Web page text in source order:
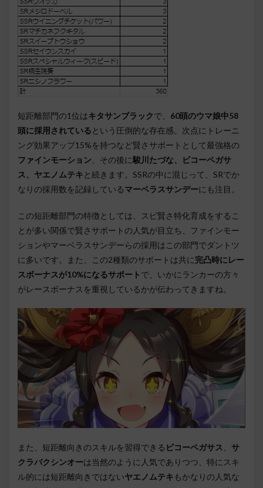
短距離部門の1位はキタサンブラックで、 60頭のウマ娘中58
頭に採用されているという圧倒的な存在感。次点にトレーニ
ング効果アップ15%を持つなど賢さサポートとして最強格の
ファインモーション 、その後に駿川たづな、ビコーペガサ
ス、ヤエノムテキと続きます。SSRの中に混じって、SRでか
なりの採用数を記録しているマーベラスサンデーにも注目。
この短距離部門の特徴としては、スピ賢さ特化育成をするこ
とが多い関係で賢さサポートの人気が目立ち、ファインモー
ションやマーベラスサンデーらの採用はこの部門でダントツ
に多いです。また、この2種類のサポートは共に完凸時にレー
スボーナスが10%になるサポート で、いかにランカーの方々
がレースボーナスを重視しているかが伝わってきますね。
また、短距離向きのスキルを習得できる ビコーペガサス
サ
クラバクシンオーは当然のように人気でありつつ、特にスキ
ル的には短距離向きではないヤエノムテキ もかなりの人気な